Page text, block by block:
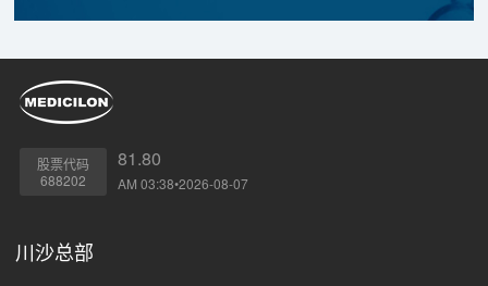
股票代码
688202
81.80
AM 03:38•2026-08-07
川沙总部